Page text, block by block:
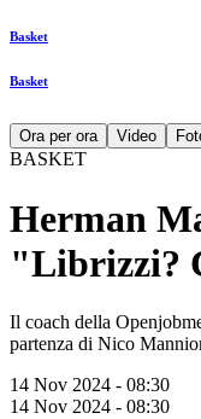
Basket
Basket
Ora per ora Video
BASKET
Herman
"Librizzi?
Il coach della
partenza di Nico
14 Nov 2024 - 08:30
14 Nov 2024 - 08:30